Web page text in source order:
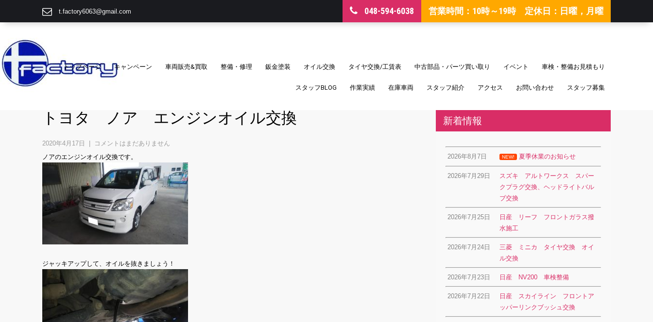
t.factory6063@gmail.com 048-594-6038 営業時間：10時～19時 定休日：日曜，月曜
トップページ キャンペーン 車両販売&買取 整備・修理 鈑金塗装 オイル交換 タイヤ交換/工賃表 中古部品・パーツ買い取り イベント 車検・整備お見積もり
スタッフBLOG 作業実績 在庫車両 スタッフ紹介 アクセス お問い合わせ スタッフ募集
トヨタ ノア エンジンオイル交換
2020年4月17日
コメントはまだありません
ノアのエンジンオイル交換です。
ジャッキアップして、オイルを抜きましょう！
新着情報
2026年8月7日 NEW! 夏季休業のお知らせ
2026年7月29日
スズキ アルトワークス スパー
クプラグ交換、ヘッドライトバル
ブ交換
2026年7月25日
日産 リーフ フロントガラス撥
水施工
2026年7月24日
三菱 ミニカ タイヤ交換 オイ
ル交換
2026年7月23日 日産 NV200 車検整備
2026年7月22日
日産 スカイライン フロントア
ッパーリンクブッシュ交換